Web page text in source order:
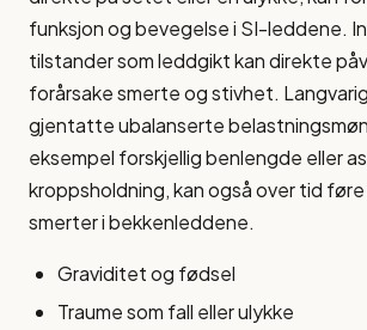
funksjon og bevegelse i SI-leddene.
tilstander som leddgikt kan direkte
forårsake smerte og stivhet.
gjentatte ubalanserte
eksempel forskjellig benlengde eller
kroppsholdning, kan også over tid
smerter i bekkenleddene.
Graviditet og fødsel
Traume som fall eller ulykke